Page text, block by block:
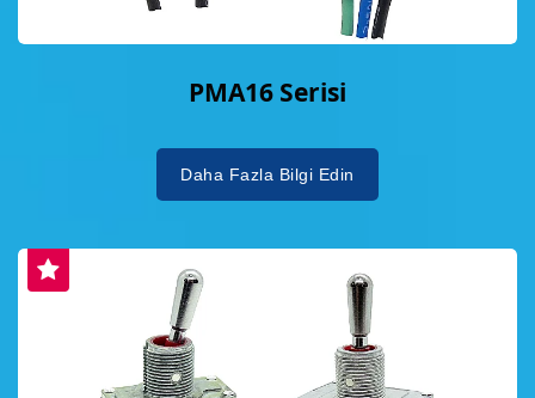
PMA16 Serisi
Daha Fazla Bilgi Edin